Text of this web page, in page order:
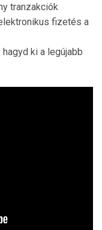
tranzakciók
fizetés a
ki a legújabb